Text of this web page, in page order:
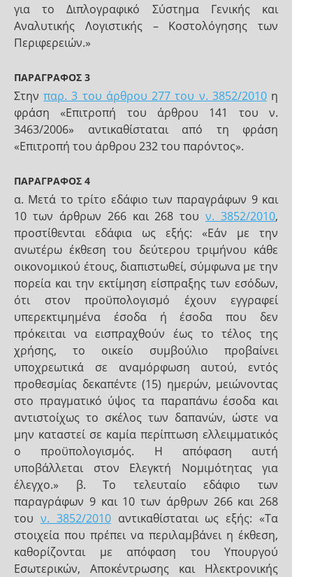
για το Διπλογραφικό Σύστημα Γενικής και
Αναλυτικής Λογιστικής – Κοστολόγησης των
Περιφερειών.»
ΠΑΡΑΓΡΑΦΟΣ 3
Στηνπαρ. 3 του άρθρου 277 του ν. 3852/2010η
φράση «Επιτροπή του άρθρου 141 του ν.
3463/2006» αντικαθίσταται από τη φράση
«Επιτροπή του άρθρου 232 του παρόντος».
ΠΑΡΑΓΡΑΦΟΣ 4
α. Μετά το τρίτο εδάφιο των παραγράφων 9 και
10 των άρθρων 266 και 268 τουν. 3852/2010,
προστίθενται εδάφια ως εξής: «Εάν με την
ανωτέρω έκθεση του δεύτερου τριμήνου κάθε
οικονομικού έτους, διαπιστωθεί, σύμφωνα με την
πορεία και την εκτίμηση είσπραξης των εσόδων,
ότι στον προϋπολογισμό έχουν εγγραφεί
υπερεκτιμημένα έσοδα ή έσοδα που δεν
πρόκειται να εισπραχθούν έως το τέλος της
χρήσης, το οικείο συμβούλιο προβαίνει
υποχρεωτικά σε αναμόρφωση αυτού, εντός
προθεσμίας δεκαπέντε (15) ημερών, μειώνοντας
στο πραγματικό ύψος τα παραπάνω έσοδα και
αντιστοίχως το σκέλος των δαπανών, ώστε να
μην καταστεί σε καμία περίπτωση ελλειμματικός
ο προϋπολογισμός. Η απόφαση αυτή
υποβάλλεται στον Ελεγκτή Νομιμότητας για
έλεγχο.» β. Το τελευταίο εδάφιο των
παραγράφων 9 και 10 των άρθρων 266 και 268
του ν. 3852/2010αντικαθίσταται ως εξής: «Τα
στοιχεία που πρέπει να περιλαμβάνει η έκθεση,
καθορίζονται με απόφαση του Υπουργού
Εσωτερικών, Αποκέντρωσης και Ηλεκτρονικής